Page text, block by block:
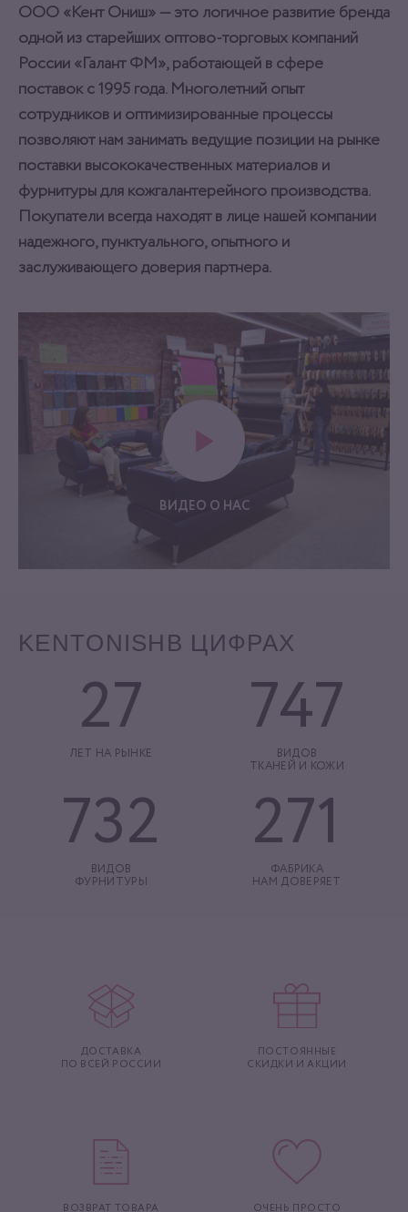
ООО «Кент Ониш» — это логичное развитие бренда
одной из старейших оптово-торговых компаний
России «Галант ФМ», работающей в сфере
поставок с 1995 года. Многолетний опыт
сотрудников и оптимизированные процессы
позволяют нам занимать ведущие позиции на рынке
поставки высококачественных материалов и
фурнитуры для кожгалантерейного производства.
Покупатели всегда находят в лице нашей компании
надежного, пунктуального, опытного и
заслуживающего доверия партнера.
ВИДЕО О НАС
KENTONISH В ЦИФРАХ
27
ЛЕТ НА РЫНКЕ
747
ВИДОВ
ТКАНЕЙ И КОЖИ
732
ВИДОВ
ФУРНИТУРЫ
271
ФАБРИКА
НАМ ДОВЕРЯЕТ
ДОСТАВКА
ПО ВСЕЙ РОССИИ
ПОСТОЯННЫЕ
СКИДКИ И АКЦИИ
ВОЗВРАТ ТОВАРА ОЧЕНЬ ПРОСТО